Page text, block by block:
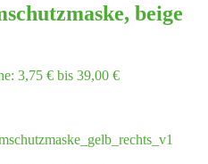
beige
3,75 € bis 39,00 €